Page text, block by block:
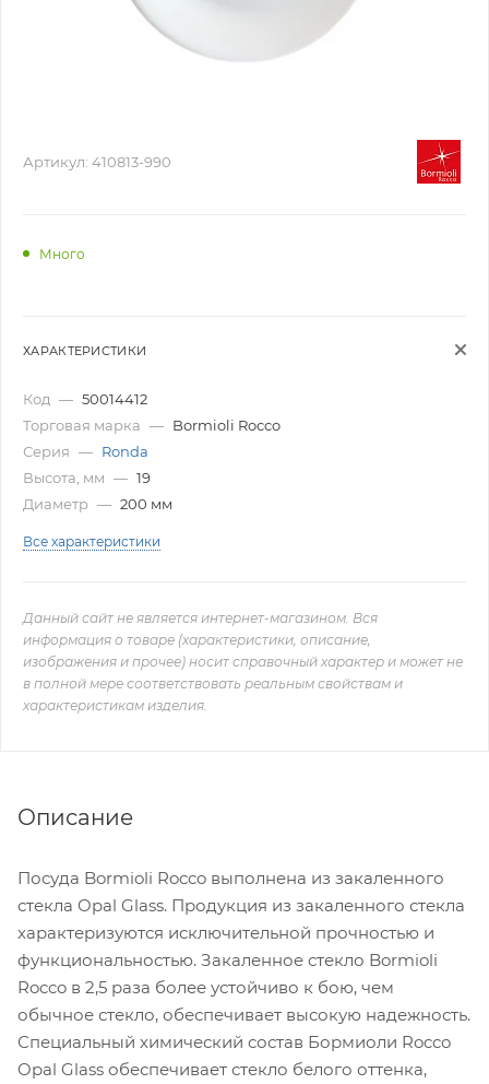
Артикул: 410813-990
Много
ХАРАКТЕРИСТИКИ
Код — 50014412
Торговая марка — Bormioli Rocco
Серия — Ronda
Высота, мм — 19
Диаметр — 200 мм
Все характеристики
Данный сайт не является интернет-магазином. Вся
информация о товаре (характеристики, описание,
изображения и прочее) носит справочный характер и может не
в полной мере соответствовать реальным свойствам и
характеристикам изделия.
Описание
Посуда Bormioli Rocco выполнена из закаленного
стекла Opal Glass. Продукция из закаленного стекла
характеризуются исключительной прочностью и
функциональностью. Закаленное стекло Bormioli
Rocco в 2,5 раза более устойчиво к бою, чем
обычное стекло, обеспечивает высокую надежность.
Специальный химический состав Бормиоли Rocco
Opal Glass обеспечивает стекло белого оттенка,